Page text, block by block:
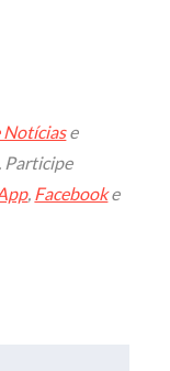
Notíciase
Participe
, Facebooke